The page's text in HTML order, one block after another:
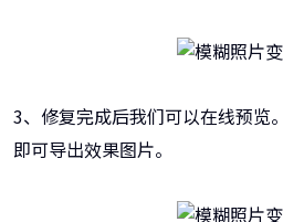
3、修复完成后我们可以在线预
即可导出效果图片。